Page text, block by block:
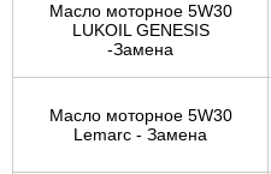
Масло моторное 5W30
LUKOIL GENESIS
-Замена
Масло моторное 5W30
Lemarc - Замена